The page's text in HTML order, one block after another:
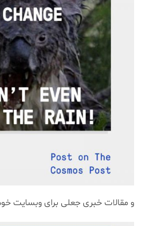
و مقالات خبری جعلی برای وبسایت